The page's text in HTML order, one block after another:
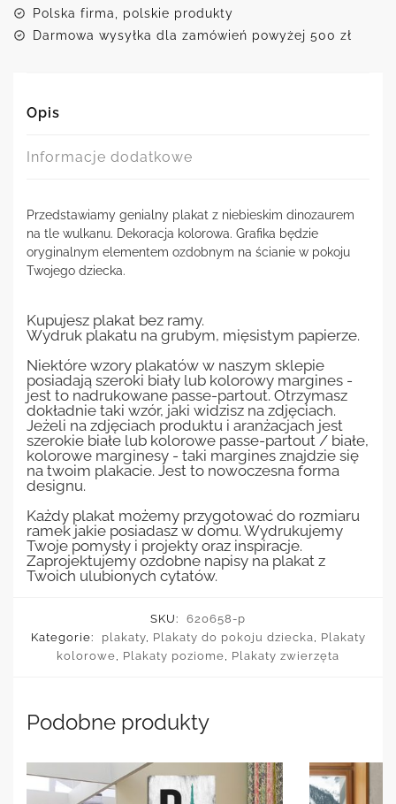
Polska firma, polskie produkty
Darmowa wysyłka dla zamówień powyżej 500 zł
Opis
Informacje dodatkowe
Przedstawiamy genialny plakat z niebieskim dinozaurem
na tle wulkanu. Dekoracja kolorowa. Grafika będzie
oryginalnym elementem ozdobnym na ścianie w pokoju
Twojego dziecka.
Kupujesz plakat bez ramy.
Wydruk plakatu na grubym, mięsistym papierze.
Niektóre wzory plakatów w naszym sklepie
posiadają szeroki biały lub kolorowy margines -
jest to nadrukowane passe-partout. Otrzymasz
dokładnie taki wzór, jaki widzisz na zdjęciach.
Jeżeli na zdjęciach produktu i aranżacjach jest
szerokie białe lub kolorowe passe-partout / białe,
kolorowe marginesy - taki margines znajdzie się
na twoim plakacie. Jest to nowoczesna forma
designu.
Każdy plakat możemy przygotować do rozmiaru
ramek jakie posiadasz w domu. Wydrukujemy
Twoje pomysły i projekty oraz inspiracje.
Zaprojektujemy ozdobne napisy na plakat z
Twoich ulubionych cytatów.
SKU:
620658-p
Kategorie:
plakaty, Plakaty do pokoju dziecka, Plakaty
kolorowe, Plakaty poziome, Plakaty zwierzęta
Podobne produkty